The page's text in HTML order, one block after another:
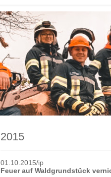
2015
01.10.2015/ip
Feuer auf Waldgrundstück